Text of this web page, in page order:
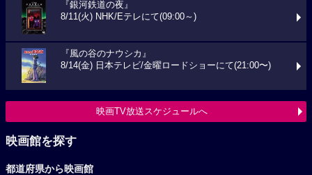
『銀河鉄道の夜』
8/11(火) NHK/Eテレにて(09:00～)
『風の谷のナウシカ』
8/14(金) 日本テレビ/金曜ロードショーにて(21:00〜)
映画TV放送スケジュールへ
映画館を探す
都道府県から映画館